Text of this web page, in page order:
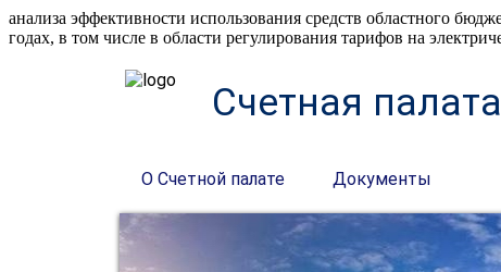
анализа эффективности использования средств областного
годах, в том числе в области регулирования тарифов на
Счетная
О Счетной палате Документы